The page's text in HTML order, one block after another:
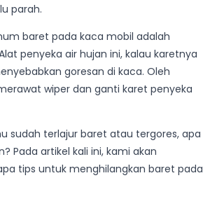
parah.
baret pada kaca mobil adalah
penyeka air hujan ini, kalau karetnya
goresan di kaca. Oleh
wiper dan ganti karet penyeka
sudah terlajur baret atau tergores, apa
Pada artikel kali ini, kami akan
tips untuk menghilangkan baret pada